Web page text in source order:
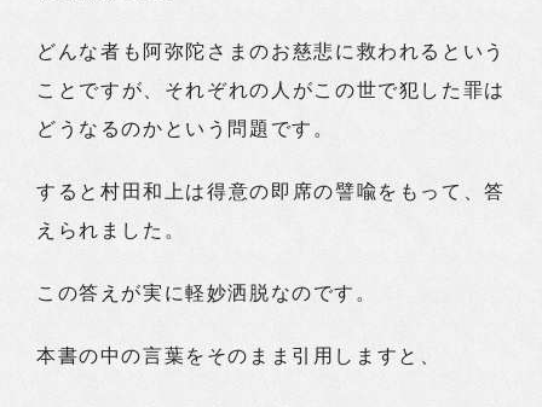
どんな者も阿弥陀さまのお慈悲に救われるという
ことですが、それぞれの人がこの世で犯した罪は
どうなるのかという問題です。
すると村田和上は得意の即席の譬喩をもって、答
えられました。
この答えが実に軽妙洒脱なのです。
本書の中の言葉をそのまま引用しますと、